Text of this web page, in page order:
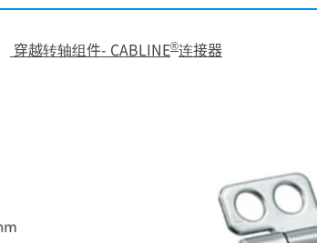
穿越转轴组件- CABLINE®连接器